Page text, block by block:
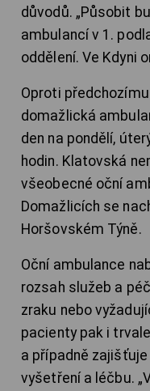
důvodů. „Působit
ambulancí v 1.
oddělení. Ve Kdyni
Oproti
domažlická
den na pondělí,
hodin. Klatovská
všeobecné oční
Domažlicích se
Horšovském Týně.
Oční ambulance
rozsah služeb a
zraku nebo
pacienty pak i
a případně
vyšetření a léčbu.